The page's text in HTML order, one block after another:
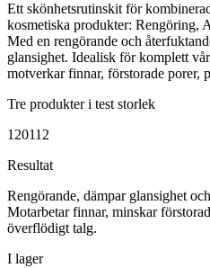
Ett skönhetsrutinskit för
kosmetiska produkter: Rengöring,
Med en rengörande och
glansighet. Idealisk för komplett
motverkar finnar, förstorade porer,
Tre produkter i test storlek
120112
Resultat
Rengörande, dämpar glansighet
Motarbetar finnar, minskar
överflödigt talg.
I lager